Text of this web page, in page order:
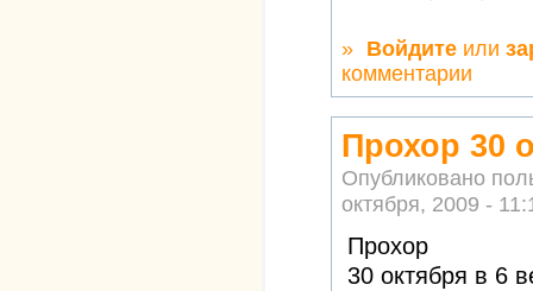
» Войдите или
комментарии
Прохор 30
Опубликовано
октября, 2009 -
Прохор
30 октября в 6